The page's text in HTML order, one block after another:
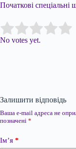
Початкові спеціальні
Rate this item:
No votes yet.
Залишити відповідь
Ваша e-mail адреса не
позначені *
Ім’я *